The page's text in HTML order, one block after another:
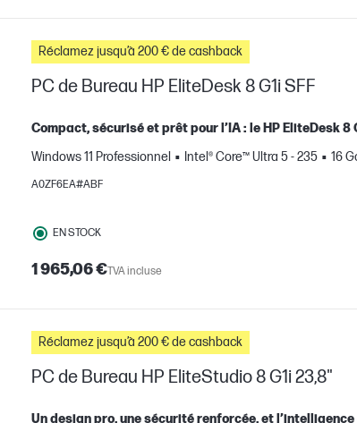
Réclamez jusqu’à 200 € de cashback
PC de Bureau HP EliteDesk 8 G1i SFF
Compact, sécurisé et prêt pour l’IA : le HP EliteDesk
Windows 11 Professionnel
Intel® Core™ Ultra 5 - 235 16
A0ZF6EA#ABF
EN STOCK
1 965,06 €TVA incluse
Réclamez jusqu’à 200 € de cashback
PC de Bureau HP EliteStudio 8 G1i 23,8"
Un design pro, une sécurité renforcée, et